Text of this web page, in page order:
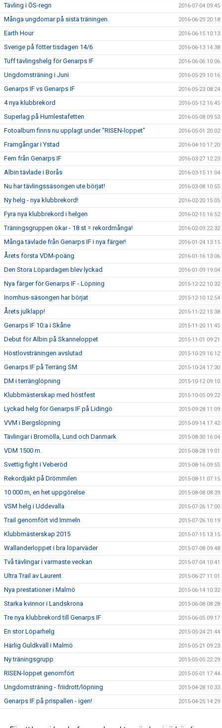
Tävling i ÖS-regn 2016-07-04 09:45
Många ungdomar på sista träningen. 2016-06-29 20:18
Earth Hour 2016-06-15 10:13
Sverige på fötter tisdagen 14/6 2016-06-13 14:38
Tuff tävlingshelg för Genarps IF 2016-06-06 10:06
Ungdomsträning i Juni 2016-05-29 10:16
Genarps IF vs Genarps IF 2016-05-23 08:24
4 nya klubbrekord 2016-05-12 16:45
Superlag på Humlestafetten 2016-05-08 09:53
Fotoalbum finns nu upplagt under "RISEN-loppet" 2016-05-01 20:02
Framgångar i Ystad 2016-04-10 17:20
Fem från Genarps IF 2016-03-27 12:23
Albin tävlade i Borås 2016-03-15 11:04
Nu har tävlingssäsongen ute börjat! 2016-03-08 10:55
Ny helg - nya klubbrekord! 2016-02-20 15:05
Fyra nya klubbrekord i helgen 2016-02-15 16:52
Träningsgruppen ökar - 18 st = rekordmånga! 2016-02-09 22:32
Många tävlade från Genarps IF i nya färger! 2016-01-24 13:15
Årets första VDM-poäng 2016-01-16 13:06
Den Stora Löpardagen blev lyckad 2016-01-09 19:04
Nya färger för Genarps IF - Löpning 2015-12-22 10:32
Inomhus-säsongen har börjat 2015-12-10 12:54
Årets julklapp! 2015-11-22 15:38
Genarps IF 10:a i Skåne 2015-11-20 11:45
Debut för Albin på Skanneloppet 2015-11-01 09:21
Höstlovsträningen avslutad 2015-10-29 16:12
Genarps IF på Terräng SM 2015-10-24 17:30
DM i terränglöpning 2015-10-12 09:10
Klubbmästerskap med höstfest 2015-10-05 09:22
Lyckad helg för Genarps IF på Lidingö 2015-09-28 11:09
VVM i Bergslöpning 2015-09-14 17:42
Tävlingar i Bromölla, Lund och Danmark 2015-08-30 16:04
VDM 1500 m. 2015-08-28 19:01
Svettig fight i Veberöd 2015-08-16 09:55
Rekordjakt på Drömmilen 2015-08-11 07:15
10 000 m, en het uppgörelse 2015-08-08 08:39
VSM helg i Uddevalla 2015-07-26 17:00
Trail genomfört vid Immeln 2015-07-26 10:19
Klubbmästerskap 2015 2015-07-15 13:15
Wallanderloppet i bra löparväder 2015-07-08 09:48
Två tävlingar i varmaste veckan 2015-07-04 10:41
Ultra Trail av Laurent 2015-06-27 11:01
Nya prestationer i Malmö 2015-06-14 10:32
Starka kvinnor i Landskrona 2015-06-08 08:28
Tre nya klubbrekord till Genarps IF 2015-06-05 09:17
En stor Löparhelg 2015-05-24 21:44
Härlig Guldkväll i Malmö 2015-05-21 09:23
Ny träningsgrupp 2015-05-05 22:29
RISEN-loppet genomfört 2015-05-01 17:44
Ungdomsträning - friidrott/löpning 2015-04-28 10:33
Genarps IF på prispallen - igen! 2015-04-25 14:29